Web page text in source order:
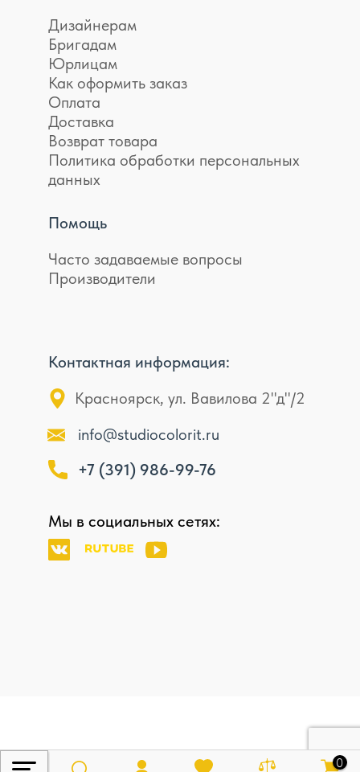
0
Дизайнерам
Бригадам
Юрлицам
Как оформить заказ
Оплата
Доставка
Возврат товара
Политика обработки персональных
данных
Помощь
Часто задаваемые вопросы
Производители
Контактная информация:
Красноярск, ул. Вавилова 2"д"/2
info@studiocolorit.ru
+7 (391) 986-99-76
Мы в социальных сетях: